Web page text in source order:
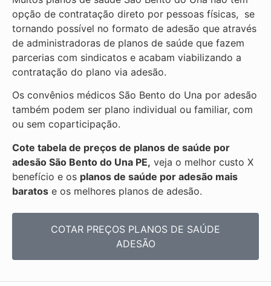
opção de contratação direto por pessoas físicas, se
tornando possível no formato de adesão que através
de administradoras de planos de saúde que fazem
parcerias com sindicatos e acabam viabilizando a
contratação do plano via adesão.
Os convênios médicos São Bento do Una por adesão
também podem ser plano individual ou familiar, com
ou sem coparticipação.
Cote tabela de preços de planos de saúde por
adesão São Bento do Una PE, veja o melhor custo X
benefício e os planos de saúde por adesão mais
baratos e os melhores planos de adesão.
COTAR PREÇOS PLANOS DE SAÚDE
ADESÃO